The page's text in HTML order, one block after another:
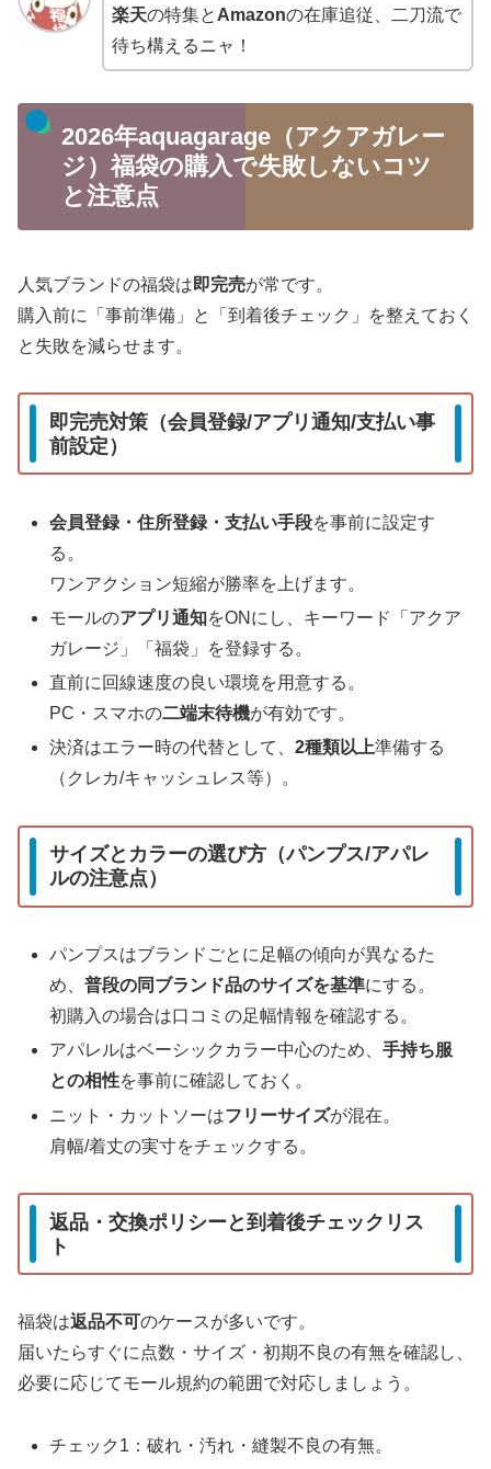
楽天の特集と Amazonの在庫追従、二刀流で
待ち構えるニャ！
2026年aquagarage（アクアガレー
ジ）福袋の購入で失敗しないコツ
と注意点
人気ブランドの福袋は 即完売が常です。
購入前に「事前準備」と「到着後チェック」を整えておく
と失敗を減らせます。
即完売対策（会員登録/アプリ通知/支払い事
前設定）
会員登録・住所登録・支払い手段を事前に設定す
る。
ワンアクション短縮が勝率を上げます。
モールのアプリ通知をONにし、キーワード「アクア
ガレージ」「福袋」を登録する。
直前に回線速度の良い環境を用意する。
PC・スマホの二端末待機が有効です。
決済はエラー時の代替として、2種類以上準備する
（クレカ/キャッシュレス等）。
サイズとカラーの選び方（パンプス/アパレ
ルの注意点）
パンプスはブランドごとに足幅の傾向が異なるた
め、普段の同ブランド品のサイズを基準にする。
初購入の場合は口コミの足幅情報を確認する。
アパレルはベーシックカラー中心のため、手持ち服
との相性を事前に確認しておく。
ニット・カットソーはフリーサイズが混在。
肩幅/着丈の実寸をチェックする。
返品・交換ポリシーと到着後チェックリス
ト
福袋は返品不可 のケースが多いです。
届いたらすぐに点数・サイズ・初期不良の有無を確認し、
必要に応じてモール規約の範囲で対応しましょう。
チェック1：破れ・汚れ・縫製不良の有無。